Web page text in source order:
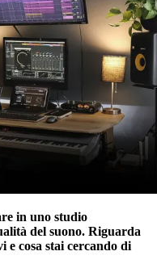
in uno studio
del suono. Riguarda
e cosa stai cercando di